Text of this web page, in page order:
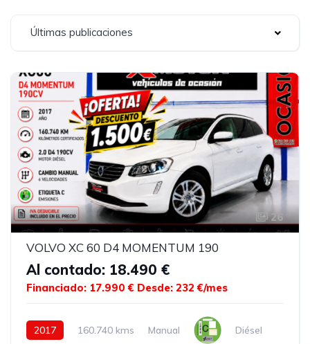
Últimas publicaciones
26
VOLVO XC 60 D4 MOMENTUM 190
Al contado: 18.490 €
Financiado: 17.990 € Desde: 232 €/mes
2017 160.740 kms Manual Diésel